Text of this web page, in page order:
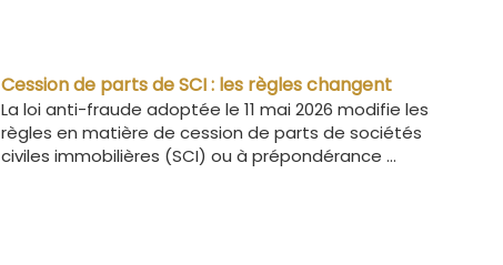
Cession de parts de SCI : les règles changent
La loi anti-fraude adoptée le 11 mai 2026 modifie les
règles en matière de cession de parts de sociétés
civiles immobilières (SCI) ou à prépondérance ...